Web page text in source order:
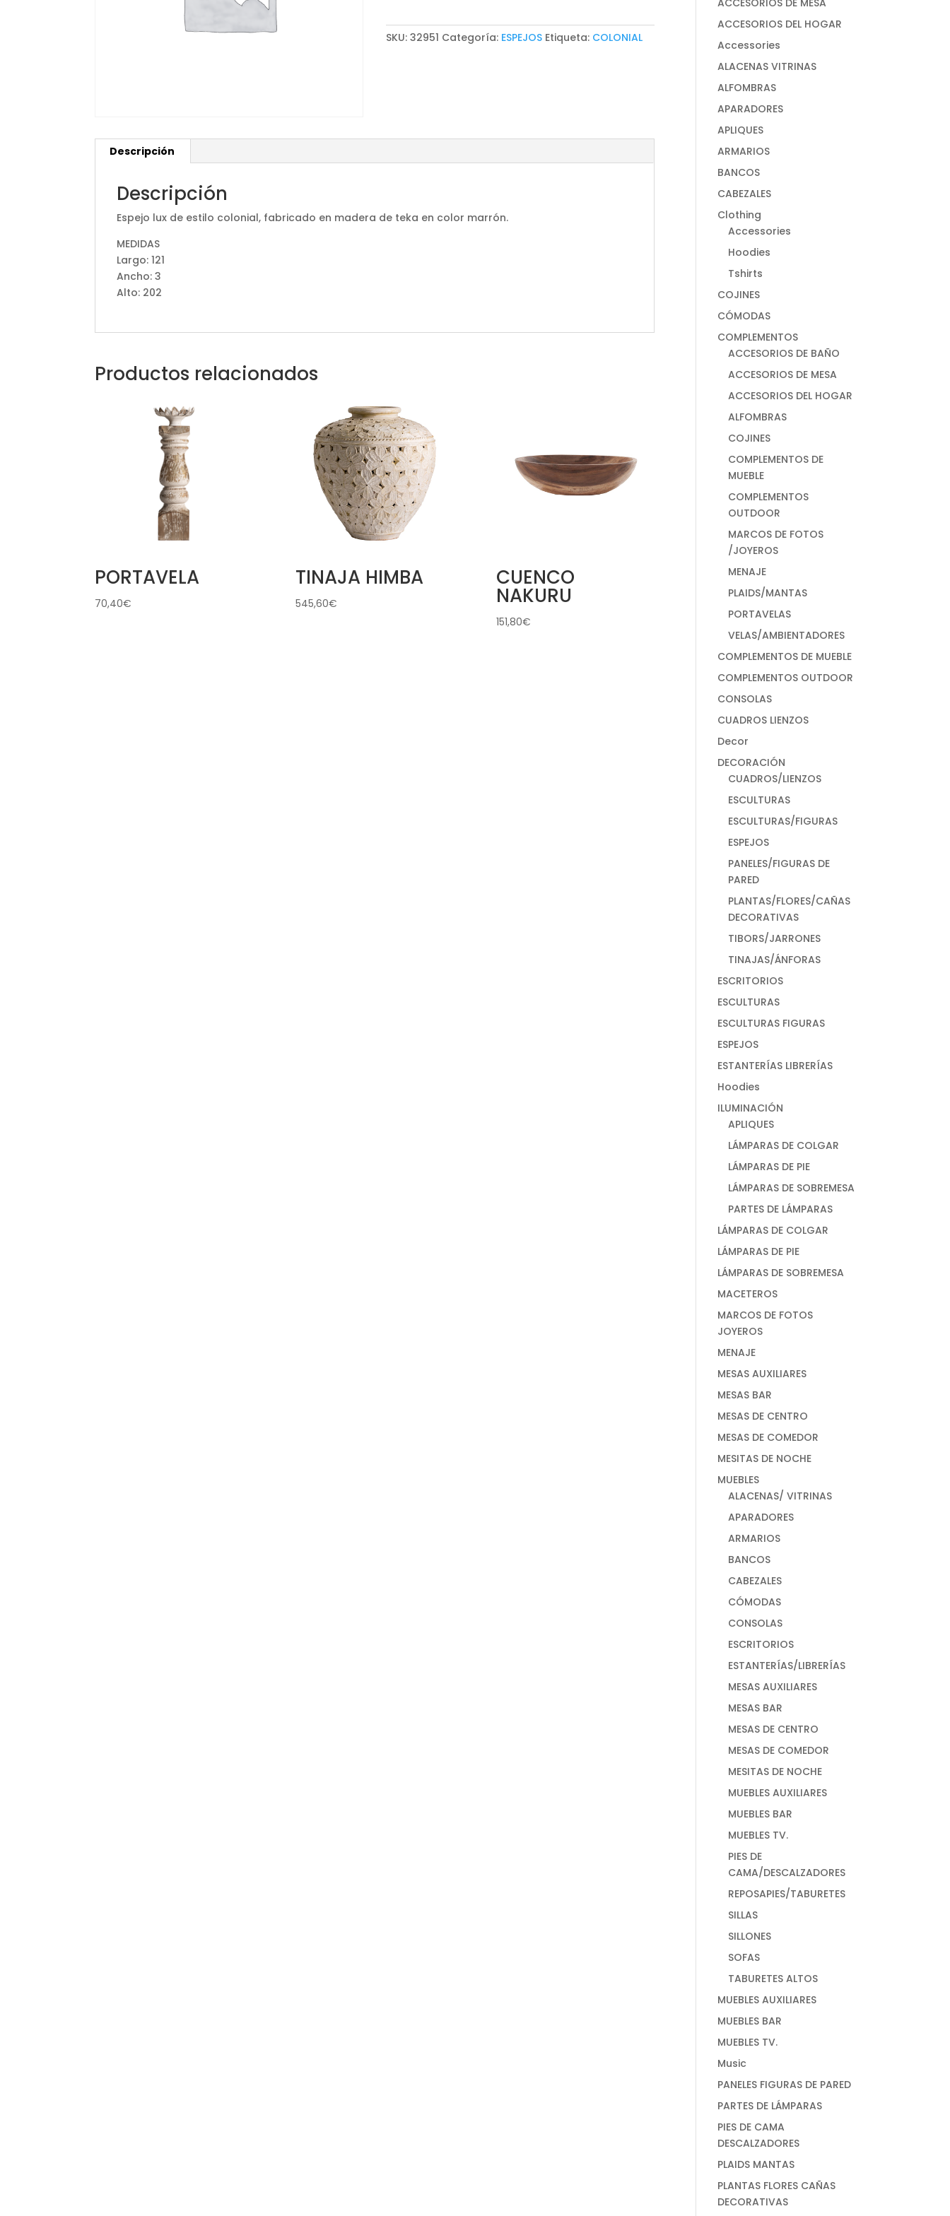
SKU:32951 Categoría: ESPEJOS Etiqueta: COLONIAL
Descripción
Descripción
Espejo lux de estilo colonial, fabricado en madera de teka en color marrón.
MEDIDAS
Largo: 121
Ancho: 3
Alto: 202
Productos relacionados
PORTAVELA
70,40€
TINAJA HIMBA
545,60€
CUENCO
NAKURU
151,80€
ACCESORIOS DE MESA
ACCESORIOS DEL HOGAR
Accessories
ALACENAS VITRINAS
ALFOMBRAS
APARADORES
APLIQUES
ARMARIOS
BANCOS
CABEZALES
Clothing
Accessories
Hoodies
Tshirts
COJINES
CÓMODAS
COMPLEMENTOS
ACCESORIOS DE BAÑO
ACCESORIOS DE MESA
ACCESORIOS DEL HOGAR
ALFOMBRAS
COJINES
COMPLEMENTOS DE
MUEBLE
COMPLEMENTOS
OUTDOOR
MARCOS DE FOTOS
/JOYEROS
MENAJE
PLAIDS/MANTAS
PORTAVELAS
VELAS/AMBIENTADORES
COMPLEMENTOS DE MUEBLE
COMPLEMENTOS OUTDOOR
CONSOLAS
CUADROS LIENZOS
Decor
DECORACIÓN
CUADROS/LIENZOS
ESCULTURAS
ESCULTURAS/FIGURAS
ESPEJOS
PANELES/FIGURAS DE
PARED
PLANTAS/FLORES/CAÑAS
DECORATIVAS
TIBORS/JARRONES
TINAJAS/ÁNFORAS
ESCRITORIOS
ESCULTURAS
ESCULTURAS FIGURAS
ESPEJOS
ESTANTERÍAS LIBRERÍAS
Hoodies
ILUMINACIÓN
APLIQUES
LÁMPARAS DE COLGAR
LÁMPARAS DE PIE
LÁMPARAS DE SOBREMESA
PARTES DE LÁMPARAS
LÁMPARAS DE COLGAR
LÁMPARAS DE PIE
LÁMPARAS DE SOBREMESA
MACETEROS
MARCOS DE FOTOS
JOYEROS
MENAJE
MESAS AUXILIARES
MESAS BAR
MESAS DE CENTRO
MESAS DE COMEDOR
MESITAS DE NOCHE
MUEBLES
ALACENAS/ VITRINAS
APARADORES
ARMARIOS
BANCOS
CABEZALES
CÓMODAS
CONSOLAS
ESCRITORIOS
ESTANTERÍAS/LIBRERÍAS
MESAS AUXILIARES
MESAS BAR
MESAS DE CENTRO
MESAS DE COMEDOR
MESITAS DE NOCHE
MUEBLES AUXILIARES
MUEBLES BAR
MUEBLES TV.
PIES DE
CAMA/DESCALZADORES
REPOSAPIES/TABURETES
SILLAS
SILLONES
SOFAS
TABURETES ALTOS
MUEBLES AUXILIARES
MUEBLES BAR
MUEBLES TV.
Music
PANELES FIGURAS DE PARED
PARTES DE LÁMPARAS
PIES DE CAMA
DESCALZADORES
PLAIDS MANTAS
PLANTAS FLORES CAÑAS
DECORATIVAS